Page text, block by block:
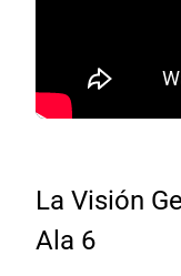
La Visión
Ala 6